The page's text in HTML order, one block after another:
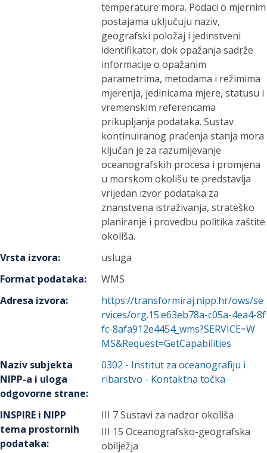
temperature mora. Podaci o mjernim
postajama uključuju naziv,
geografski položaj i jedinstveni
identifikator, dok opažanja sadrže
informacije o opažanim
parametrima, metodama i režimima
mjerenja, jedinicama mjere, statusu i
vremenskim referencama
prikupljanja podataka. Sustav
kontinuiranog praćenja stanja mora
ključan je za razumijevanje
oceanografskih procesa i promjena
u morskom okolišu te predstavlja
vrijedan izvor podataka za
znanstvena istraživanja, strateško
planiranje i provedbu politika zaštite
okoliša.
Vrsta izvora:
usluga
Format podataka:
WMS
Adresa izvora:
https://transformiraj.nipp.hr/ows/se
rvices/org.15.e63eb78a-c05a-4ea4-8f
fc-8afa912e4454_wms?SERVICE=W
MS&Request=GetCapabilities
Naziv subjekta
NIPP-a i uloga
odgovorne strane:
0302 - Institut za oceanografiju i
ribarstvo - Kontaktna točka
INSPIRE i NIPP
tema prostornih
podataka:
III 7 Sustavi za nadzor okoliša
III 15 Oceanografsko-geografska
obilježja